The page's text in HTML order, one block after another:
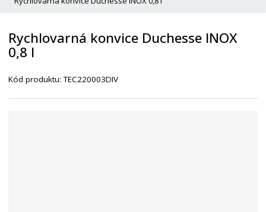
t
í
s
r
Rychlovarná konvice Duchesse INOX
0,8 l
Kód produktu:TEC220003DIV